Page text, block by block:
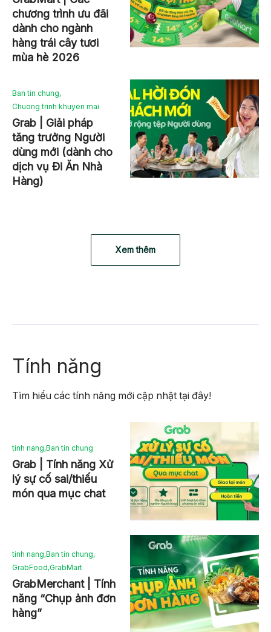
chương trình ưu đãi
dành cho ngành
hàng trái cây tươi
mùa hè 2026
Ban tin chung,
Chuong trinh khuyen mai
Grab | Giải pháp
tăng trưởng Người
dùng mới (dành cho
dịch vụ Đi Ăn Nhà
Hàng)
Xem thêm
Tính năng
Tìm hiểu các tính năng mới cập nhật tại đây!
tinh nang,Ban tin chung
Grab | Tính năng Xử
lý sự cố sai/thiếu
món qua mục chat
tinh nang,Ban tin chung,
GrabFood,GrabMart
GrabMerchant | Tính
năng “Chụp ảnh đơn
hàng”